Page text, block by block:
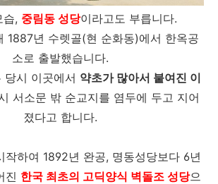
, 중림동 성당이라고도 부릅니다.
1887년 수렛골(현 순화동)에서 한옥공
소로 출발했습니다.
당시 이곳에서 약초가 많아서 붙여진 이
서소문 밖 순교지를 염두에 두고 지어
졌다고 합니다.
작하여 1892년 완공, 명동성당보다 6년
진 한국 최초의 고딕양식 벽돌조 성당으